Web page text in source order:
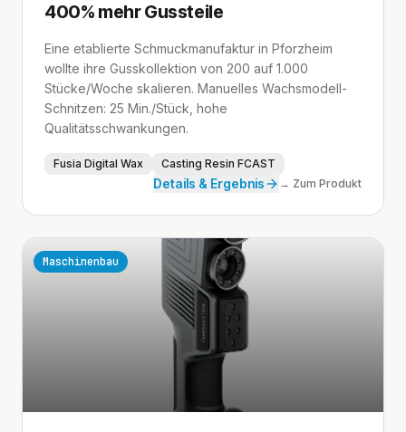
400% mehr Gussteile
Eine etablierte Schmuckmanufaktur in Pforzheim
wollte ihre Gusskollektion von 200 auf 1.000
Stücke/Woche skalieren. Manuelles Wachsmodell-
Schnitzen: 25 Min./Stück, hohe
Qualitätsschwankungen.
Fusia Digital Wax Casting Resin FCAST
Details & Ergebnis → Zum Produkt
Maschinenbau